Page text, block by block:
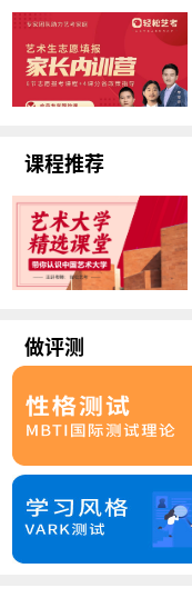
课程推荐
做评测